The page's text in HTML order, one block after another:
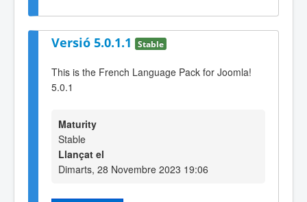
Versió 5.0.1.1 Stable
This is the French Language Pack for Joomla!
5.0.1
Maturity
Stable
Llançat el
Dimarts, 28 Novembre 2023 19:06